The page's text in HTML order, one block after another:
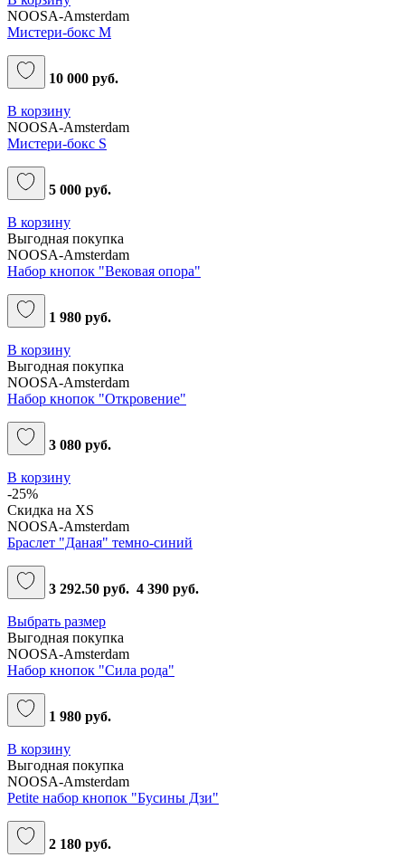
NOOSA-Amsterdam
Мистери-бокс M
10 000 руб.
В корзину
NOOSA-Amsterdam
Мистери-бокс S
5 000 руб.
В корзину
Выгодная покупка
NOOSA-Amsterdam
Набор кнопок "Вековая опора"
1 980 руб.
В корзину
Выгодная покупка
NOOSA-Amsterdam
Набор кнопок "Откровение"
3 080 руб.
В корзину
-25%
Скидка на XS
NOOSA-Amsterdam
Браслет "Даная" темно-синий
3 292.50 руб. 4 390 руб.
Выбрать размер
Выгодная покупка
NOOSA-Amsterdam
Набор кнопок "Сила рода"
1 980 руб.
В корзину
Выгодная покупка
NOOSA-Amsterdam
Petite набор кнопок "Бусины Дзи"
2 180 руб.